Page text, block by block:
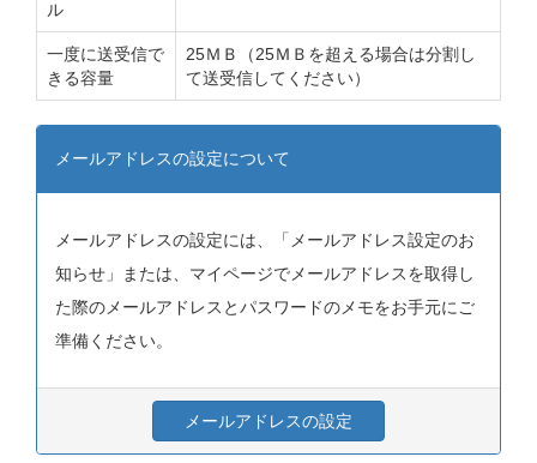
ル
一度に送受信で
きる容量
25ＭＢ（25ＭＢを超える場合は分割し
て送受信してください）
メールアドレスの設定について
メールアドレスの設定には、「メールアドレス設定のお
知らせ」または、マイページでメールアドレスを取得し
た際のメールアドレスとパスワードのメモをお手元にご
準備ください。
メールアドレスの設定